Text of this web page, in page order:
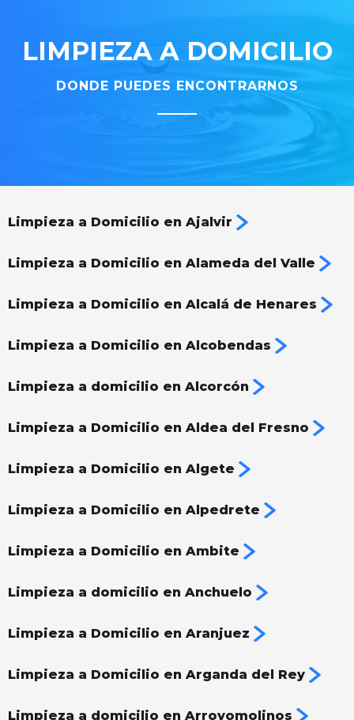
LIMPIEZA A DOMICILIO
DONDE PUEDES ENCONTRARNOS
Limpieza a Domicilio en Ajalvir
Limpieza a Domicilio en Alameda del Valle
Limpieza a Domicilio en Alcalá de Henares
Limpieza a Domicilio en Alcobendas
Limpieza a domicilio en Alcorcón
Limpieza a Domicilio en Aldea del Fresno
Limpieza a Domicilio en Algete
Limpieza a Domicilio en Alpedrete
Limpieza a Domicilio en Ambite
Limpieza a domicilio en Anchuelo
Limpieza a Domicilio en Aranjuez
Limpieza a Domicilio en Arganda del Rey
Limpieza a domicilio en Arroyomolinos